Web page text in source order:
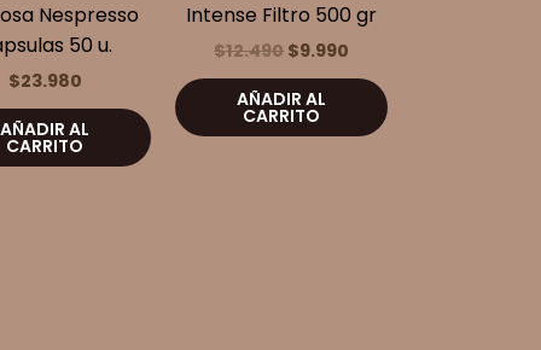
Nespresso
50 u.
$23.980
AÑADIR AL
CARRITO
Intense Filtro 500 gr
$12.490 El
original
era:
$12.490.
$9.990
actual
$9.990.
AÑADIR AL
CARRITO